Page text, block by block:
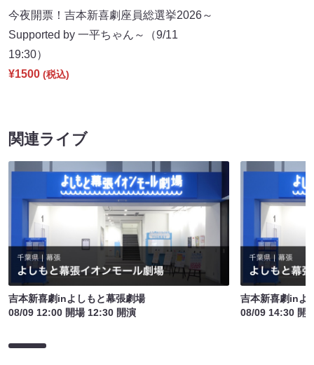
今夜開票！吉本新喜劇座員総選挙2026～
Supported by 一平ちゃん～（9/11
19:30）
¥1500 (税込)
関連ライブ
吉本新喜劇inよしもと幕張劇場
08/09 12:00 開場 12:30 開演
吉本新喜劇inよ
08/09 14:30 開